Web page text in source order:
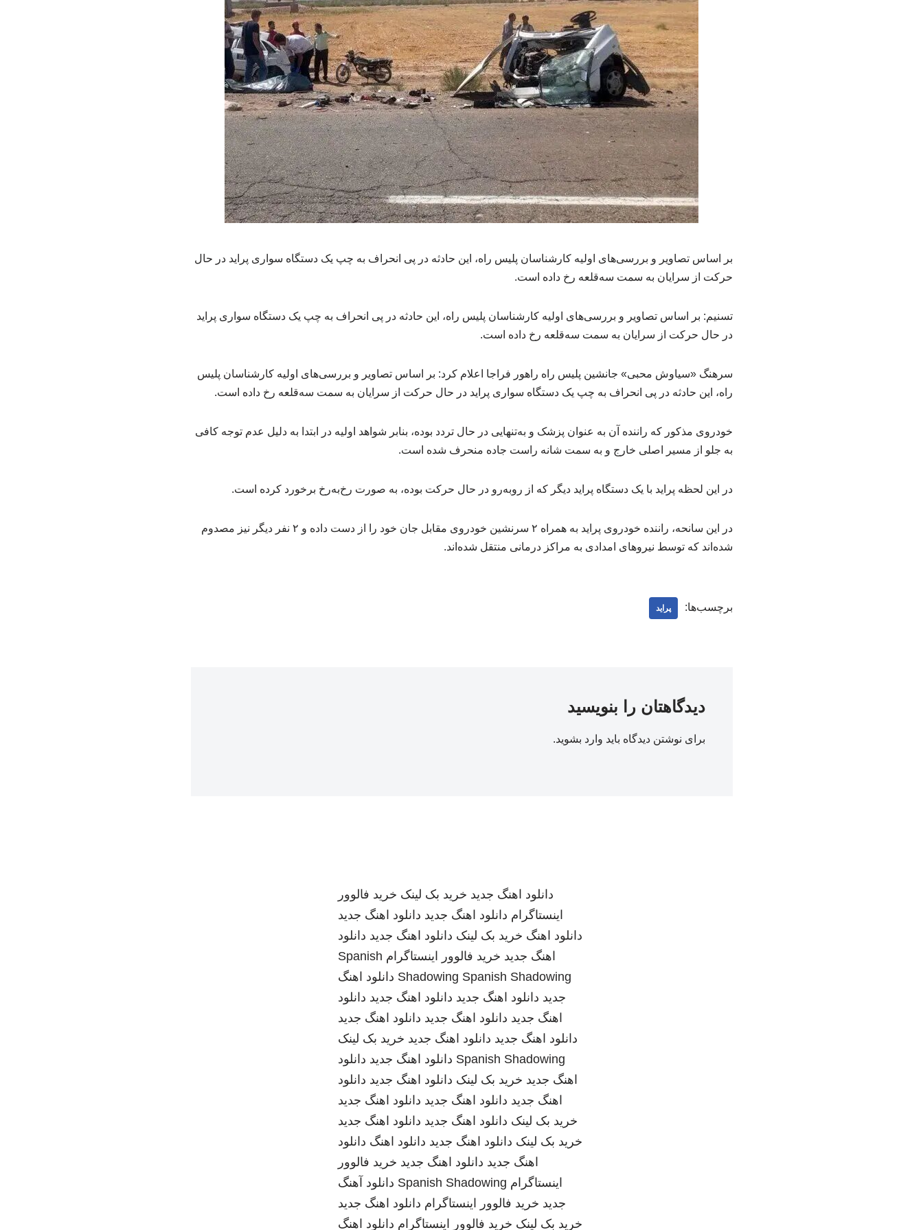
بر اساس تصاویر و بررسی‌های اولیه کارشناسان پلیس راه، این حادثه در پی انحراف به چپ یک دستگاه سواری پراید در حال
حرکت از سرایان به سمت سه‌قلعه رخ داده است.
تسنیم: بر اساس تصاویر و بررسی‌های اولیه کارشناسان پلیس راه، این حادثه در پی انحراف به چپ یک دستگاه سواری پراید
در حال حرکت از سرایان به سمت سه‌قلعه رخ داده است.
سرهنگ «سیاوش محبی» جانشین پلیس راه راهور فراجا اعلام کرد: بر اساس تصاویر و بررسی‌های اولیه کارشناسان پلیس
راه، این حادثه در پی انحراف به چپ یک دستگاه سواری پراید در حال حرکت از سرایان به سمت سه‌قلعه رخ داده است.
خودروی مذکور که راننده آن به عنوان پزشک و به‌تنهایی در حال تردد بوده، بنابر شواهد اولیه در ابتدا به دلیل عدم توجه کافی
به جلو از مسیر اصلی خارج و به سمت شانه راست جاده منحرف شده است.
در این لحظه پراید با یک دستگاه پراید دیگر که از روبه‌رو در حال حرکت بوده، به صورت رخ‌به‌رخ برخورد کرده است.
در این سانحه، راننده خودروی پراید به همراه ۲ سرنشین خودروی مقابل جان خود را از دست داده و ۲ نفر دیگر نیز مصدوم
شده‌اند که توسط نیروهای امدادی به مراکز درمانی منتقل شده‌اند.
برچسب‌ها: پراید
دیدگاهتان را بنویسید
برای نوشتن دیدگاه باید وارد بشوید.
دانلود اهنگ جدید خرید بک لینک خرید فالوور
اینستاگرام دانلود اهنگ جدید دانلود اهنگ جدید
دانلود اهنگ خرید بک لینک دانلود اهنگ جدید دانلود
اهنگ جدید خرید فالوور اینستاگرام Spanish
Shadowing Spanish Shadowing
دانلود اهنگ
جدید دانلود اهنگ جدید دانلود اهنگ جدید دانلود
اهنگ جدید دانلود اهنگ جدید دانلود اهنگ جدید
دانلود اهنگ جدید دانلود اهنگ جدید خرید بک لینک
Spanish Shadowing دانلود اهنگ جدید دانلود
اهنگ جدید خرید بک لینک دانلود اهنگ جدید دانلود
اهنگ جدید دانلود اهنگ جدید دانلود اهنگ جدید
خرید بک لینک دانلود اهنگ جدید دانلود اهنگ جدید
خرید بک لینک دانلود اهنگ جدید دانلود اهنگ دانلود
اهنگ جدید دانلود اهنگ جدید خرید فالوور
اینستاگرام Spanish Shadowing دانلود آهنگ
جدید خرید فالوور اینستاگرام دانلود اهنگ جدید
خرید بک لینک خرید فالوور اینستاگرام دانلود اهنگ